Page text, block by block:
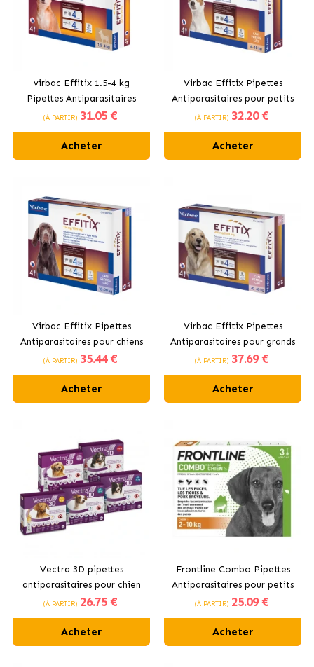
virbac Effitix 1.5-4 kg
Pipettes Antiparasitaires
(À PARTIR) 31.05 €
Acheter
Virbac Effitix Pipettes
Antiparasitaires pour petits
chiens 4-10 kg
(À PARTIR) 32.20 €
Acheter
Virbac Effitix Pipettes
Antiparasitaires pour chiens
de taille moyenne 10-20 kg
(À PARTIR) 35.44 €
Acheter
Virbac Effitix Pipettes
Antiparasitaires pour grands
chiens 20-40kg
(À PARTIR) 37.69 €
Acheter
Vectra 3D pipettes
antiparasitaires pour chien
(À PARTIR) 26.75 €
Acheter
Frontline Combo Pipettes
Antiparasitaires pour petits
chiens 2-10 kg
(À PARTIR) 25.09 €
Acheter